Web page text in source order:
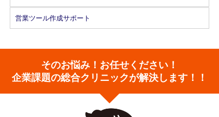
営業ツール作成サポート
そのお悩み！お任せください！
企業課題の総合クリニックが解決します！！